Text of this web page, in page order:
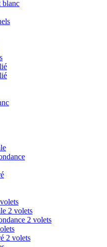
blanc
2 volets
2 volets
2 volets